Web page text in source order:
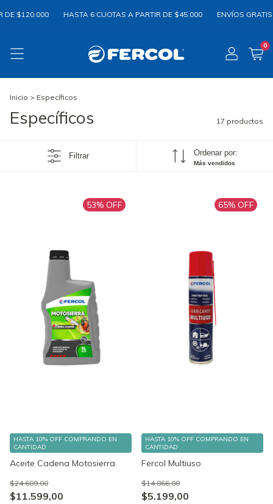
$120.000 HASTA 6 CUOTAS A PARTIR DE $45.000 ENVÍOS GRATIS
0
Inicio > Específicos
Específicos 17 productos
Filtrar Ordenar por:
Más vendidos
Aceite Cadena Motosierra
$11.599,00
$24.609,00
53% OFF
HASTA 10% OFF COMPRANDO EN
CANTIDAD
Fercol Multiuso
$5.199,00
$14.866,00
65% OFF
HASTA 10% OFF COMPRANDO EN
CANTIDAD